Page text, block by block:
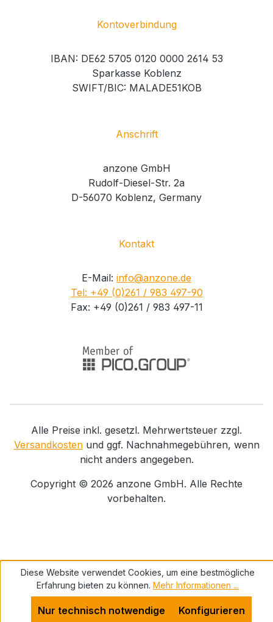
Kontoverbindung
IBAN: DE62 5705 0120 0000 2614 53
Sparkasse Koblenz
SWIFT/BIC: MALADE51KOB
Anschrift
anzone GmbH
Rudolf-Diesel-Str. 2a
D-56070 Koblenz, Germany
Kontakt
E-Mail: info@anzone.de
Tel: +49 (0)261 / 983 497-90
Fax: +49 (0)261 / 983 497-11
Alle Preise inkl. gesetzl. Mehrwertsteuer zzgl.
Versandkostenund ggf. Nachnahmegebühren, wenn
nicht anders angegeben.
Copyright © 2026 anzone GmbH. Alle Rechte
vorbehalten.
Diese Website verwendet Cookies, um eine bestmögliche
Erfahrung bieten zu können. Mehr Informationen ...
Nur technisch notwendige Konfigurieren